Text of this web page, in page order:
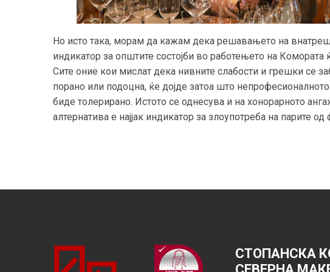
Но исто така, морам да кажам дека решавањето на
индикатор за општите состојби во работењето на
Сите оние кои мислат дека нивните слабости и грешки се
порано или подоцна, ќе дојде затоа што
биде толерирано. Истото се однесува и на хонорарното
алтернатива е најјак индикатор за злоупотреба на парите
СТОПАНСКА